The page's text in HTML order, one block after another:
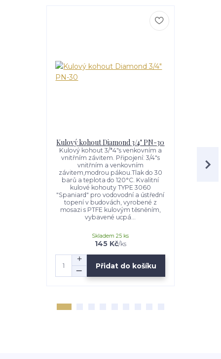
Kulový kohout Diamond 3/4" PN-30
Kulový kohout 3/*4"s venkovním a
vnitřním závitem. Připojení: 3/4"s
vnitřním a venkovním
závitem,modrou pákou.Tlak do 30
barů a teplota do 120°C. Kvalitní
kulové kohouty TYPE 3060
"Spaniard" pro vodovodní a ústřední
topení v budovách, vyrobené z
mosazi s PTFE kulovým těsněním,
vybavené ucpá...
145 Kč/ks
Skladem 25 ks
Přidat do košíku
modrou